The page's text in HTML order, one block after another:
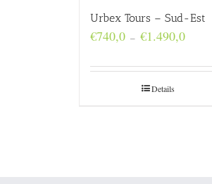
Urbex Tours – Sud-Est
€740,0 – €1.490,0Plage
€740,0
Details